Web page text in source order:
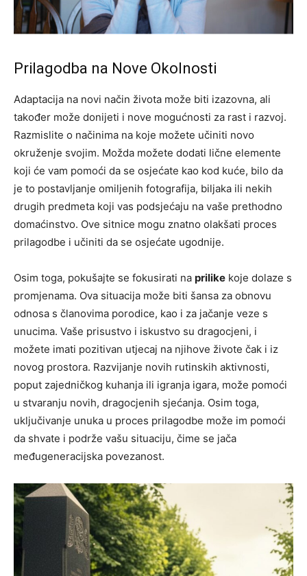
Prilagodba na Nove Okolnosti
Adaptacija na novi način života može biti izazovna, ali
također može donijeti i nove mogućnosti za rast i razvoj.
Razmislite o načinima na koje možete učiniti novo
okruženje svojim. Možda možete dodati lične elemente
koji će vam pomoći da se osjećate kao kod kuće, bilo da
je to postavljanje omiljenih fotografija, biljaka ili nekih
drugih predmeta koji vas podsjećaju na vaše prethodno
domaćinstvo. Ove sitnice mogu znatno olakšati proces
prilagodbe i učiniti da se osjećate ugodnije.
Osim toga, pokušajte se fokusirati na prilike koje dolaze s
promjenama. Ova situacija može biti šansa za obnovu
odnosa s članovima porodice, kao i za jačanje veze s
unucima. Vaše prisustvo i iskustvo su dragocjeni, i
možete imati pozitivan utjecaj na njihove živote čak i iz
novog prostora. Razvijanje novih rutinskih aktivnosti,
poput zajedničkog kuhanja ili igranja igara, može pomoći
u stvaranju novih, dragocjenih sjećanja. Osim toga,
uključivanje unuka u proces prilagodbe može im pomoći
da shvate i podrže vašu situaciju, čime se jača
međugeneracijska povezanost.